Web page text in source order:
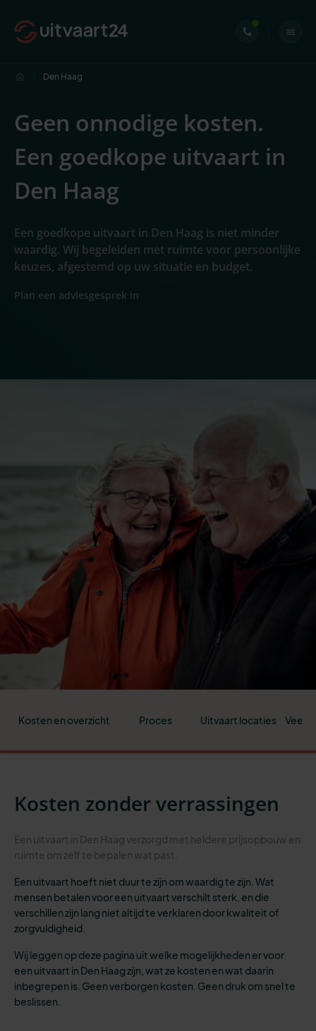
Den Haag
Geen onnodige kosten.
Een goedkope uitvaart in
Den Haag
Een goedkope uitvaart in Den Haag is niet minder
waardig. Wij begeleiden met ruimte voor persoonlijke
keuzes, afgestemd op uw situatie en budget.
Plan een adviesgesprek in
Kosten en overzicht Proces Uitvaart locaties
Kosten zonder verrassingen
Een uitvaart in Den Haag verzorgd met heldere prijsopbouw en
ruimte om zelf te bepalen wat past.
Een uitvaart hoeft niet duur te zijn om waardig te zijn. Wat
mensen betalen voor een uitvaart verschilt sterk, en die
verschillen zijn lang niet altijd te verklaren door kwaliteit of
zorgvuldigheid.
Wij leggen op deze pagina uit welke mogelijkheden er voor
een uitvaart in Den Haag zijn, wat ze kosten en wat daarin
inbegrepen is. Geen verborgen kosten. Geen druk om snel te
beslissen.